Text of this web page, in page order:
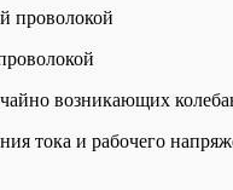
возникающих
тока и рабочего